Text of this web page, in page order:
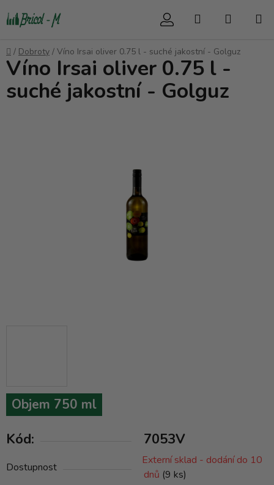
na
Hledat
Domů
/ Dobroty / Víno Irsai oliver 0.75 l - suché jakostní - Golguz
Objem 750 ml
Kód: 7053V
Dostupnost
Externí sklad - dodání do 10
dnů (9 ks)
Víno Irsai oliver 0.75 l -
suché jakostní - Golguz